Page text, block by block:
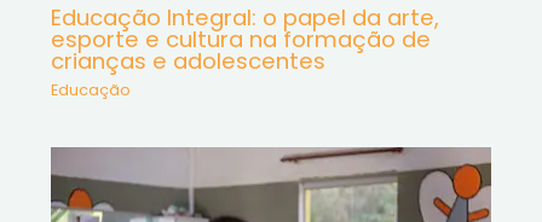
Educação Integral: o papel da arte,
esporte e cultura na formação de
crianças e adolescentes
Educação